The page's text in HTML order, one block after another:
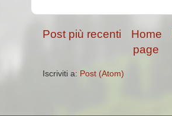
Post più recenti
Home
page
Iscriviti a: Post (Atom)